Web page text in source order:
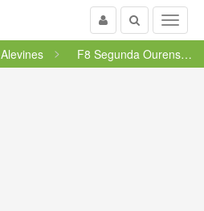
Menu
Buscar
Usuario
Alevines F8 Segunda Ourense - Grupo 45